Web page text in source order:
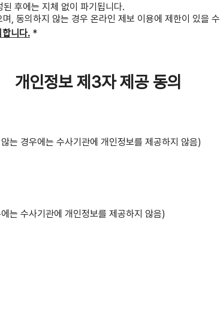
후에는 지체 없이 파기됩니다.
, 동의하지 않는 경우 온라인 제보 이용에 제한이 있을
니다. *
개인정보 제3자 제공 동의
는 경우에는 수사기관에 개인정보를 제공하지 않음)
는 수사기관에 개인정보를 제공하지 않음)